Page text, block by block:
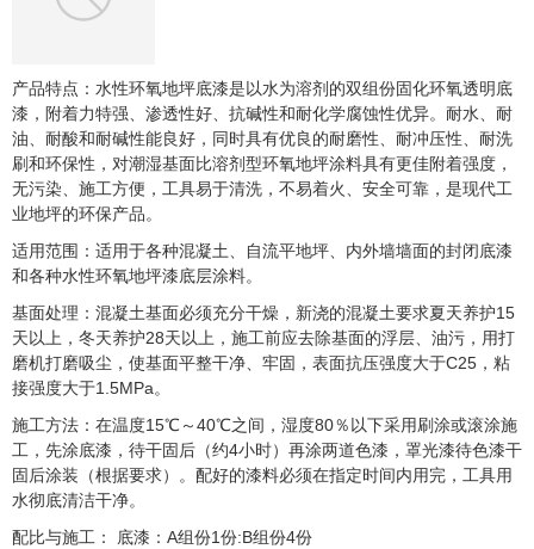
产品特点：水性环氧地坪底漆是以水为溶剂的双组份固化环氧透明底
漆，附着力特强、渗透性好、抗碱性和耐化学腐蚀性优异。耐水、耐
油、耐酸和耐碱性能良好，同时具有优良的耐磨性、耐冲压性、耐洗
刷和环保性，对潮湿基面比溶剂型环氧地坪涂料具有更佳附着强度，
无污染、施工方便，工具易于清洗，不易着火、安全可靠，是现代工
业地坪的环保产品。
适用范围：适用于各种混凝土、自流平地坪、内外墙墙面的封闭底漆
和各种水性环氧地坪漆底层涂料。
基面处理：混凝土基面必须充分干燥，新浇的混凝土要求夏天养护15
天以上，冬天养护28天以上，施工前应去除基面的浮层、油污，用打
磨机打磨吸尘，使基面平整干净、牢固，表面抗压强度大于C25，粘
接强度大于1.5MPa。
施工方法：在温度15℃～40℃之间，湿度80％以下采用刷涂或滚涂施
工，先涂底漆，待干固后（约4小时）再涂两道色漆，罩光漆待色漆干
固后涂装（根据要求）。配好的漆料必须在指定时间内用完，工具用
水彻底清洁干净。
配比与施工： 底漆：A组份1份:B组份4份